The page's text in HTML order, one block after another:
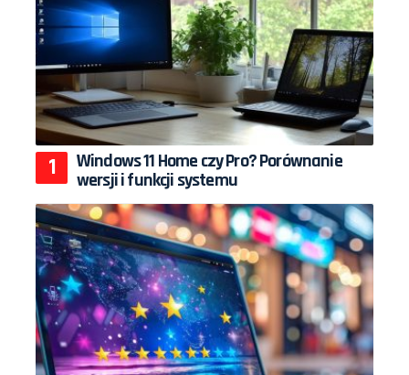
Windows 11 Home czy Pro? Porównanie
wersji i funkcji systemu